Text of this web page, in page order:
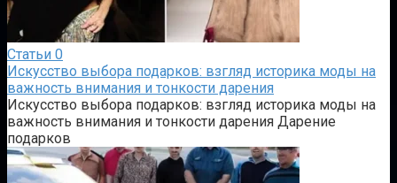
Статьи 0
Искусство выбора подарков: взгляд историка моды на
важность внимания и тонкости дарения
Искусство выбора подарков: взгляд историка моды на
важность внимания и тонкости дарения Дарение
подарков